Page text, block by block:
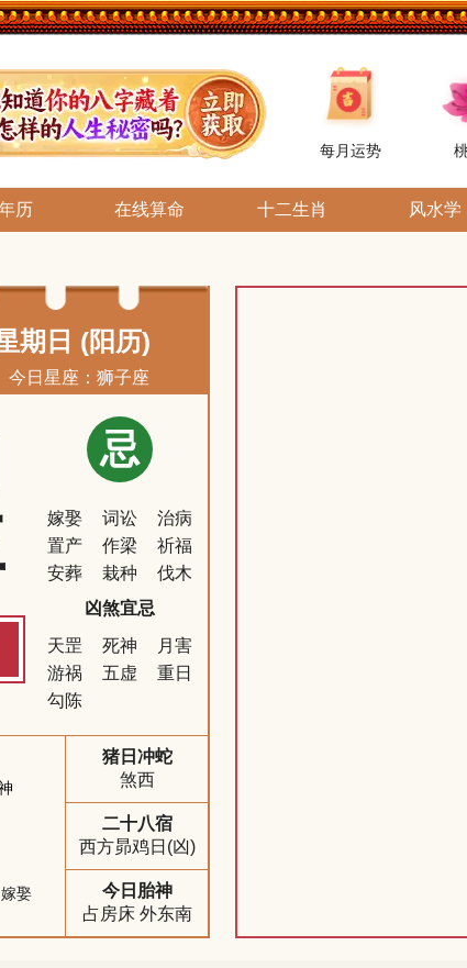
每月运势
历 在线算命 十二生肖 风水学
期日 (阳历)
今日星座：狮子座
忌
嫁娶 词讼
治病
置产
作梁
祈福
安葬
栽种
伐木
凶煞宜忌
天罡
死神
月害
游祸
五虚
重日
勾陈
娶
猪日冲蛇
煞西
二十八宿
西方昴鸡日(凶)
今日胎神
占房床 外东南